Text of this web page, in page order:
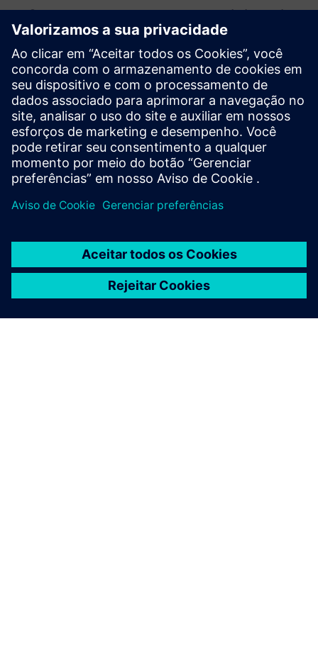
Informações e recursos adicionais
Vídeo de treinamento do roteador OPC
Manual do usuário
Casos de uso do roteador OPC internacional
Notas de lançamento
Documento técnico
Contrato de licença de usuário final do roteador OPC |
Termos e condições